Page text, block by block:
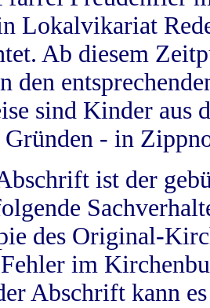
Lokalvikariat
Ab diesem
den
sind Kinder aus
- in
ist der
des Original-
im
Abschrift kann